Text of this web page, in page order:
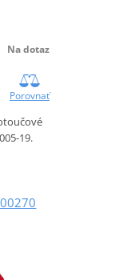
Na dotaz
Porovnať
19.